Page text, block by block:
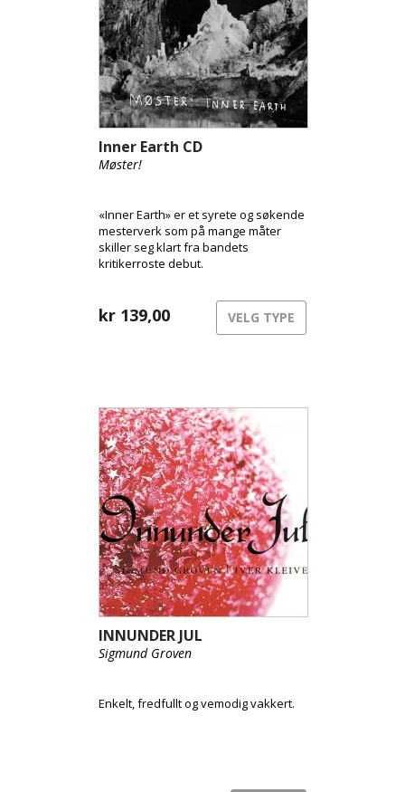
Inner Earth CD
Møster!
«Inner Earth» er et syrete og søkende
mesterverk som på mange måter
skiller seg klart fra bandets
kritikerroste debut.
kr 139,00 VELG TYPE
INNUNDER JUL
Sigmund Groven
Enkelt, fredfullt og vemodig vakkert.